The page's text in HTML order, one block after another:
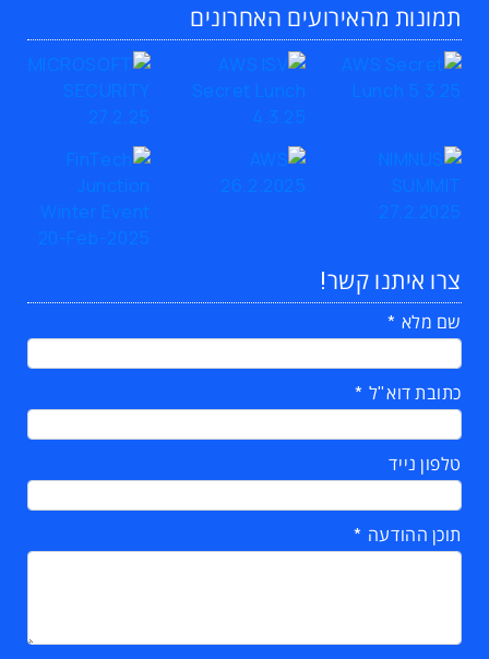
תמונות מהאירועים האחרונים
צרו איתנו קשר!
שם מלא
כתובת דוא"ל
טלפון נייד
תוכן ההודעה